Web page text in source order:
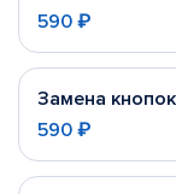
590 ₽
Замена
590 ₽